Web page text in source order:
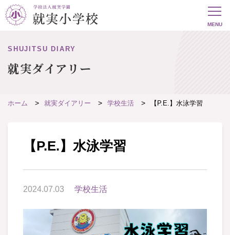
SHUJITSU DIARY
就実ダイアリー
ホーム 就実ダイアリー 学校生活 【P.E.】水泳学習
【P.E.】水泳学習
2024.07.03 学校生活